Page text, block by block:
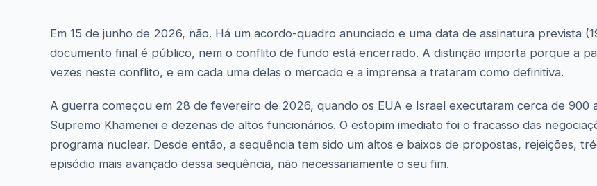
Em 15 de junho de 2026, não. Há um acordo-quadro anunciado e uma data de assinatura prevista
documento final é público, nem o conflito de fundo está encerrado. A distinção importa porque a
vezes neste conflito, e em cada uma delas o mercado e a imprensa a trataram como definitiva.
A guerra começou em 28 de fevereiro de 2026, quando os EUA e Israel executaram cerca de 900
Supremo Khamenei e dezenas de altos funcionários. O estopim imediato foi o fracasso das
programa nuclear. Desde então, a sequência tem sido um altos e baixos de propostas, rejeições,
episódio mais avançado dessa sequência, não necessariamente o seu fim.